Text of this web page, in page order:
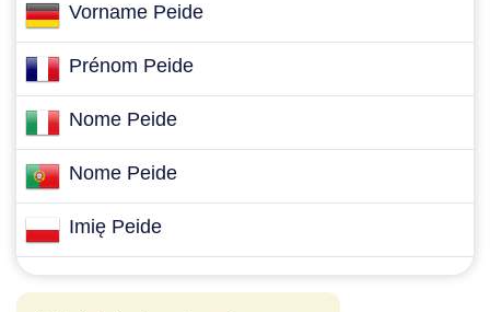
Vorname Peide
Prénom Peide
Nome Peide
Nome Peide
Imię Peide